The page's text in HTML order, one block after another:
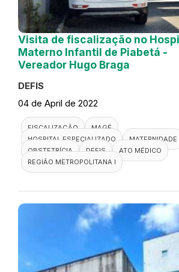
Visita de fiscalização no
Materno Infantil de Piabetá -
Vereador Hugo Braga
DEFIS
04 de April de 2022
FISCALIZAÇÃO
MAGÉ
HOSPITAL ESPECIALIZADO
MATERNIDADE
OBSTETRÍCIA
DEFIS
ATO MÉDICO
REGIÃO METROPOLITANA I